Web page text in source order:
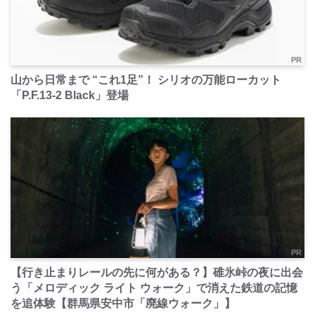
PR
山から日常まで “これ1足”！ シリオの万能ローカット
「P.F.13-2 Black」登場
PR
【行き止まりレールの先に何がある？】碓氷峠の夜に出会
う「メロディック ライト ウォーク」で消えた鉄道の記憶
を追体験【群馬県安中市「廃線ウォーク」】